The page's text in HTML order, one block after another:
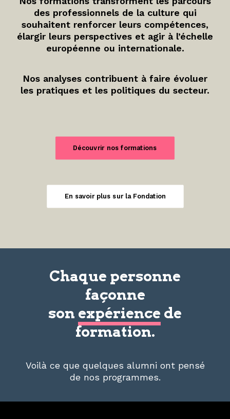
des professionnels de la culture qui
souhaitent renforcer leurs compétences,
élargir leurs perspectives et agir à l’échelle
européenne ou internationale.
Nos analyses contribuent à faire évoluer
les pratiques et les politiques du secteur.
Découvrir nos formations
En savoir plus sur la Fondation
Chaque personne
façonne
son expérience de
formation.
Voilà ce que quelques alumni ont pensé
de nos programmes.